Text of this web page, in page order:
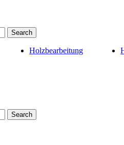
Search
Holzbearbeitung
Search